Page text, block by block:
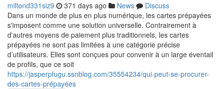
miltond331siz9 371 days ago News
Discuss
Dans un monde de plus en plus numérique, les cartes prépayées
s'imposent comme une solution universelle. Contrairement à
d'autres moyens de paiement plus traditionnels, les cartes
prépayées ne sont pas limitées à une catégorie précise
d’utilisateurs. Elles sont conçues pour convenir à un large éventail
de profils, que ce soit
https://jasperpfugu.ssnblog.com/35554234/qui-peut-se-procurer-
des-cartes-prépayées